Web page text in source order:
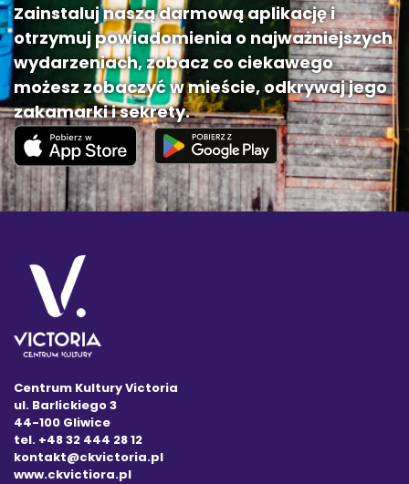
Zainstaluj naszą darmową aplikację i
otrzymuj powiadomienia o najważniejszych
wydarzeniach, zobacz co ciekawego
możesz zobaczyć w mieście, odkrywaj jego
zakamarki i sekrety.
Centrum Kultury Victoria
ul. Barlickiego 3
44-100 Gliwice
tel. +48 32 444 28 12
kontakt@ckvictoria.pl
www.ckvictiora.pl